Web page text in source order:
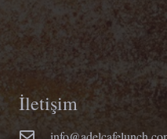
İletişim